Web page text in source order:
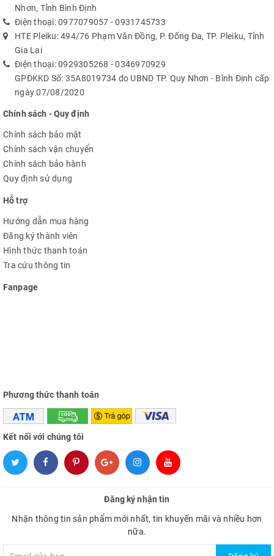
Nhơn, Tỉnh Bình Định
Điện thoại:0977079057 -0931745733
HTE Pleiku: 494/76 Phạm Văn Đồng, P. Đống Đa, TP. Pleiku, Tỉnh
Gia Lai
Điện thoại:0929305268 -0346970929
GPĐKKD Số: 35A8019734 do UBND TP. Quy Nhơn - Bình Định cấp
ngày 07/08/2020
Chính sách - Quy định
Chính sách bảo mật
Chính sách vận chuyển
Chính sách bảo hành
Quy định sử dụng
Hỗ trợ
Hướng dẫn mua hàng
Đăng ký thành viên
Hình thức thanh toán
Tra cứu thông tin
Fanpage
Phương thức thanh toán
Kết nối với chúng tôi
Đăng ký nhận tin
Nhận thông tin sản phẩm mới nhất, tin khuyến mãi và nhiều hơn
nữa.